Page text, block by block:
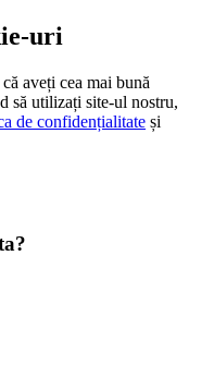
uri
aveți cea mai bună
să utilizați site-ul nostru,
de confidențialitate și